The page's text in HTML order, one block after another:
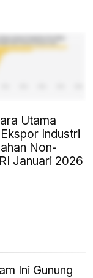
Utama
Industri
Non-
Januari 2026
Ini Gunung